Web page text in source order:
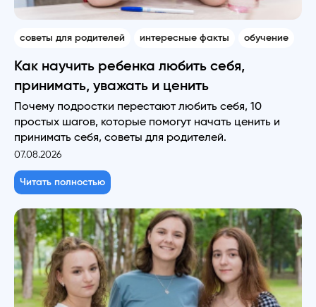
советы для родителей интересные факты обучение
Как научить ребенка любить себя,
принимать, уважать и ценить
Почему подростки перестают любить себя, 10
простых шагов, которые помогут начать ценить и
принимать себя, советы для родителей.
07.08.2026
Читать полностью